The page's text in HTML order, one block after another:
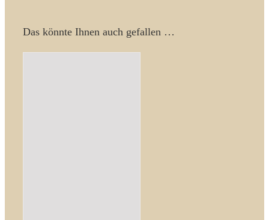
Das könnte Ihnen auch gefallen …